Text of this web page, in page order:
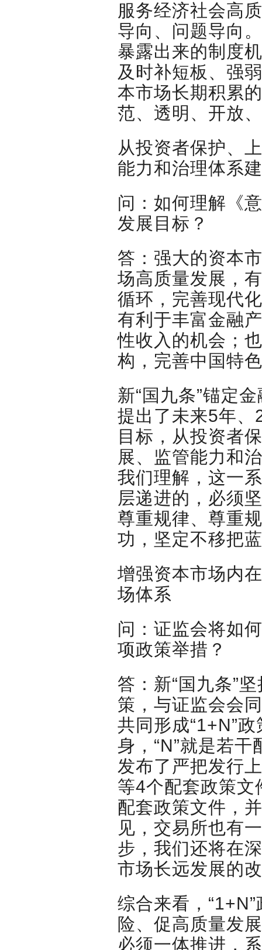
服务经济社会高
导向、问题导向
暴露出来的制度
及时补短板、强
本市场长期积累
范、透明、开放
从投资者保护、
能力和治理体系
问：如何理解《
发展目标？
答：强大的资本
场高质量发展，
循环，完善现代
有利于丰富金融
性收入的机会；
构，完善中国特
新“国九条”锚定
提出了未来5年、
目标，从投资者
展、监管能力和
我们理解，这一
层递进的，必须
尊重规律、尊重
功，坚定不移把
增强资本市场内
场体系
问：证监会将如
项政策举措？
答：新“国九条”
策，与证监会会
共同形成“1+N”
身，“N”就是若
发布了严把发行
等4个配套政策
配套政策文件，
见，交易所也有
步，我们还将在
市场长远发展的
综合来看，
险、促高质量发
必须一体推进，